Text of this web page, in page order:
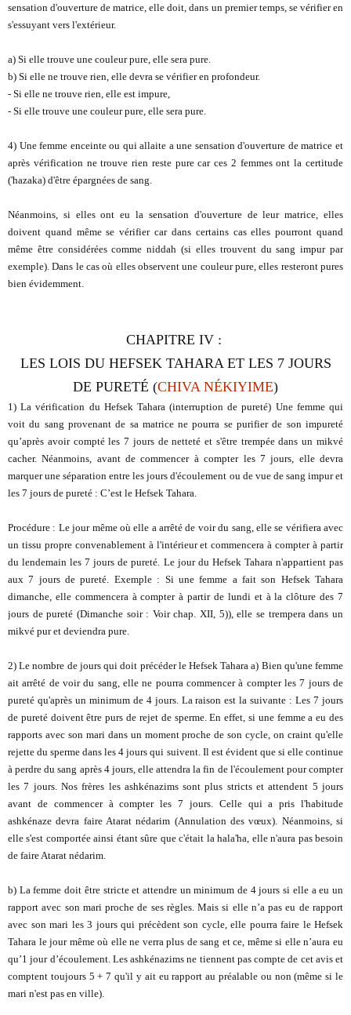
sensation d'ouverture de matrice, elle doit, dans un premier temps, se vérifier en
s'essuyant vers l'extérieur.
a) Si elle trouve une couleur pure, elle sera pure.
b) Si elle ne trouve rien, elle devra se vérifier en profondeur.
- Si elle ne trouve rien, elle est impure,
- Si elle trouve une couleur pure, elle sera pure.
4) Une femme enceinte ou qui allaite a une sensation d'ouverture de matrice et
après vérification ne trouve rien reste pure car ces 2 femmes ont la certitude
('hazaka) d'être épargnées de sang.
Néanmoins, si elles ont eu la sensation d'ouverture de leur matrice, elles
doivent quand même se vérifier car dans certains cas elles pourront quand
même être considérées comme niddah (si elles trouvent du sang impur par
exemple). Dans le cas où elles observent une couleur pure, elles resteront pures
bien évidemment.
CHAPITRE IV:
LES LOIS DU HEFSEK TAHARA ET LES 7 JOURS
DE PURETÉ (CHIVA NÉKIYIME)
1) La vérification du Hefsek Tahara (interruption de pureté) Une femme qui
voit du sang provenant de sa matrice ne pourra se purifier de son impureté
qu’après avoir compté les 7 jours de netteté et s'être trempée dans un mikvé
cacher. Néanmoins, avant de commencer à compter les 7 jours, elle devra
marquer une séparation entre les jours d'écoulement ou de vue de sang impur et
les 7 jours de pureté : C’est le Hefsek Tahara.
Procédure : Le jour même où elle a arrêté de voir du sang, elle se vérifiera avec
un tissu propre convenablement à l'intérieur et commencera à compter à partir
du lendemain les 7 jours de pureté. Le jour du Hefsek Tahara n'appartient pas
aux 7 jours de pureté. Exemple : Si une femme a fait son Hefsek Tahara
dimanche, elle commencera à compter à partir de lundi et à la clôture des 7
jours de pureté (Dimanche soir : Voir chap. XII, 5)), elle se trempera dans un
mikvé pur et deviendra pure.
2) Le nombre de jours qui doit précéder le Hefsek Tahara a) Bien qu'une femme
ait arrêté de voir du sang, elle ne pourra commencer à compter les 7 jours de
pureté qu'après un minimum de 4 jours. La raison est la suivante : Les 7 jours
de pureté doivent être purs de rejet de sperme. En effet, si une femme a eu des
rapports avec son mari dans un moment proche de son cycle, on craint qu'elle
rejette du sperme dans les 4 jours qui suivent. Il est évident que si elle continue
à perdre du sang après 4 jours, elle attendra la fin de l'écoulement pour compter
les 7 jours. Nos frères les ashkénazims sont plus stricts et attendent 5 jours
avant de commencer à compter les 7 jours. Celle qui a pris l'habitude
ashkénaze devra faire Atarat nédarim (Annulation des vœux). Néanmoins, si
elle s'est comportée ainsi étant sûre que c'était la hala'ha, elle n'aura pas besoin
de faire Atarat nédarim.
b) La femme doit être stricte et attendre un minimum de 4 jours si elle a eu un
rapport avec son mari proche de ses règles. Mais si elle n’a pas eu de rapport
avec son mari les 3 jours qui précèdent son cycle, elle pourra faire le Hefsek
Tahara le jour même où elle ne verra plus de sang et ce, même si elle n’aura eu
qu’1 jour d’écoulement. Les ashkénazims ne tiennent pas compte de cet avis et
comptent toujours 5 + 7 qu'il y ait eu rapport au préalable ou non (même si le
mari n'est pas en ville).